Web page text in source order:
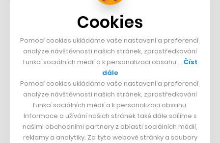
Boční projekt, co se zvrtnul
Francouzský šéfkuchař na Šumavě
Dva golfisti, co pečou
DESIGN
Bomma není tichá
Originální hodinky
Nábytek z betonu
Cookies
Pomocí cookies ukládáme vaše nastavení a preferencí,
analýze návštěvnosti našich stránek, zprostředkování
funkcí sociálních médií a k personalizaci obsahu … Číst
dále
Pomocí cookies ukládáme vaše nastavení a preferencí,
analýze návštěvnosti našich stránek, zprostředkování
funkcí sociálních médií a k personalizaci obsahu.
Informace o užívání našich stránek také dále sdílíme s
našimi obchodními partnery z oblasti sociálních médií,
reklamy a analytiky. Za tyto webové stránky a soubory